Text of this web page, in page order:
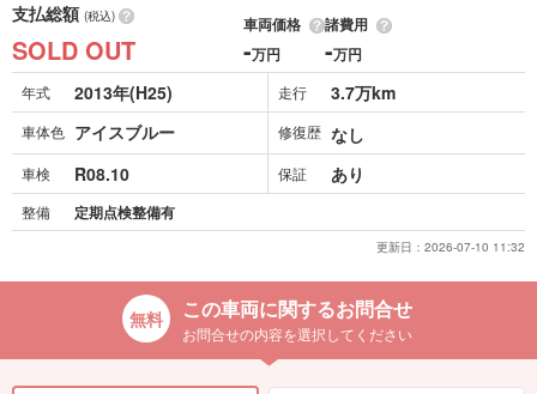
支払総額 (税込)
SOLD OUT
車両価格
-万円
諸費用
-万円
年式 2013年(H25) 走行 3.7万km
車体色 アイスブルー 修復歴 なし
車検 R08.10 保証 あり
整備 定期点検整備有
更新日： 2026-07-10 11:32
この車両に関するお問合せ
お問合せの内容を選択してください